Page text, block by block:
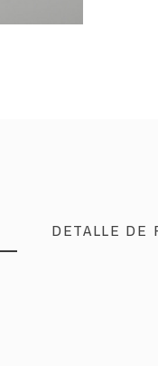
DETALLE DE